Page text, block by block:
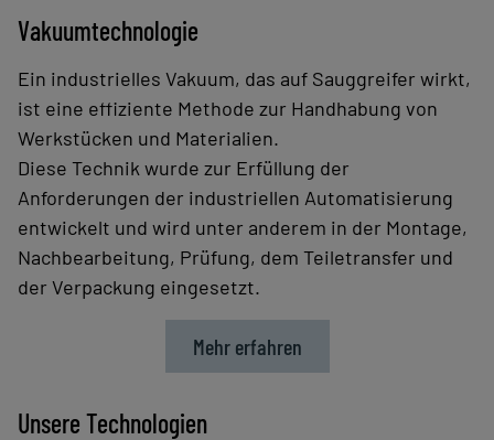
Vakuumtechnologie
Ein industrielles Vakuum, das auf Sauggreifer wirkt,
ist eine effiziente Methode zur Handhabung von
Werkstücken und Materialien.
Diese Technik wurde zur Erfüllung der
Anforderungen der industriellen Automatisierung
entwickelt und wird unter anderem in der Montage,
Nachbearbeitung, Prüfung, dem Teiletransfer und
der Verpackung eingesetzt.
Mehr erfahren
Unsere Technologien